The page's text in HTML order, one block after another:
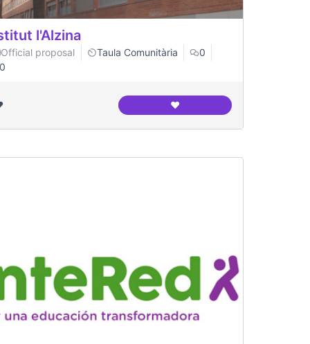
l'Alzina
Official proposal Taula Comunitària
0
0
❤️Institut l'Alzina